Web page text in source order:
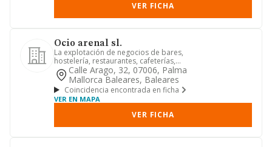
VER FICHA
Ocio arenal sl.
La explotación de negocios de bares,
hostelería, restaurantes, cafeterías,
salas de fiestas, "pubs"...
Calle Arago, 32, 07006, Palma
Mallorca Baleares, Baleares
Coincidencia encontrada en ficha
VER EN MAPA
VER FICHA